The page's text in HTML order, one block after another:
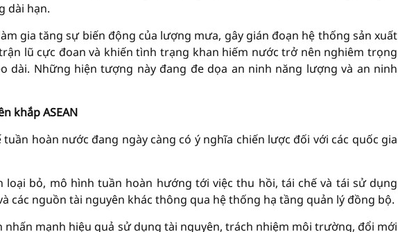
dài hạn.
gia tăng sự biến động của lượng mưa, gây gián đoạn hệ thống sản xuất
lũ cực đoan và khiến tình trạng khan hiếm nước trở nên nghiêm trọng
dài. Những hiện tượng này đang đe dọa an ninh năng lượng và an ninh
khắp ASEAN
hoàn nước đang ngày càng có ý nghĩa chiến lược đối với các quốc gia
loại bỏ, mô hình tuần hoàn hướng tới việc thu hồi, tái chế và tái sử dụng
các nguồn tài nguyên khác thông qua hệ thống hạ tầng quản lý đồng bộ.
nhấn mạnh hiệu quả sử dụng tài nguyên, trách nhiệm môi trường, đổi mới